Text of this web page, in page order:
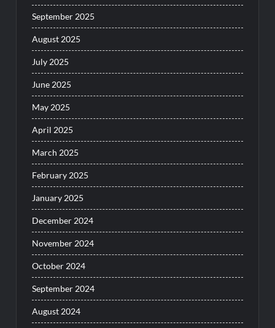
September 2025
August 2025
July 2025
June 2025
May 2025
April 2025
March 2025
February 2025
January 2025
December 2024
November 2024
October 2024
September 2024
August 2024